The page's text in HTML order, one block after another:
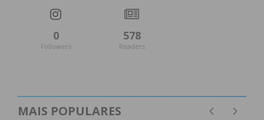
0
Followers
578
Readers
MAIS POPULARES